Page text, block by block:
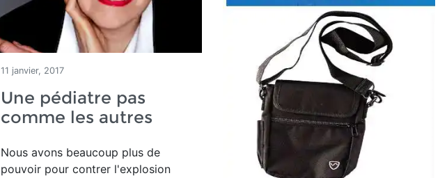
11 janvier, 2017
Une pédiatre pas
comme les autres
Nous avons beaucoup plus de
pouvoir pour contrer l'explosion